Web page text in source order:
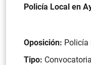
Policía Local en
Oposición: Policía
Tipo: